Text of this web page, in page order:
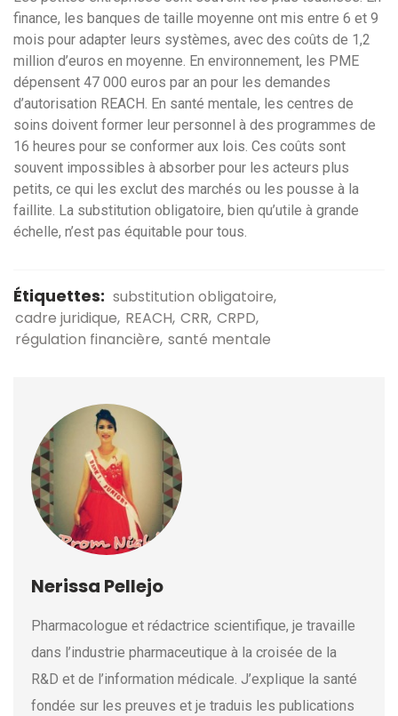
finance, les banques de taille moyenne ont mis entre 6 et 9
mois pour adapter leurs systèmes, avec des coûts de 1,2
million d’euros en moyenne. En environnement, les PME
dépensent 47 000 euros par an pour les demandes
d’autorisation REACH. En santé mentale, les centres de
soins doivent former leur personnel à des programmes de
16 heures pour se conformer aux lois. Ces coûts sont
souvent impossibles à absorber pour les acteurs plus
petits, ce qui les exclut des marchés ou les pousse à la
faillite. La substitution obligatoire, bien qu’utile à grande
échelle, n’est pas équitable pour tous.
Étiquettes: substitution obligatoire
cadre juridique REACH CRR CRPD
régulation financière santé mentale
Nerissa Pellejo
Pharmacologue et rédactrice scientifique, je travaille
dans l’industrie pharmaceutique à la croisée de la
R&D et de l’information médicale. J’explique la santé
fondée sur les preuves et je traduis les publications